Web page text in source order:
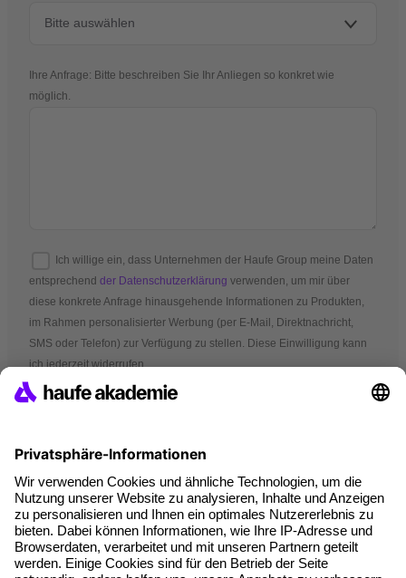
Ihre Anfrage: Bitte beschreiben Sie Ihr Anliegen so konkret wie
möglich.
Ich willige ein, dass Unternehmen der Haufe Group meine Daten
entsprechend der Datenschutzerklärung verwenden, um mir über
diese konkrete Anfrage hinausgehende Informationen zu Produkten,
im Rahmen personalisierter Werbung (per E-Mail, Direktnachricht,
SMS oder Telefon) zur Verfügung zu stellen. Diese Einwilligung kann
ich jederzeit widerrufen.
*Pflichtfelder
AGB